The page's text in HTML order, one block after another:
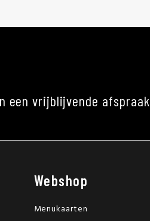
een vrijblijvende afspraak
Webshop
Menukaarten